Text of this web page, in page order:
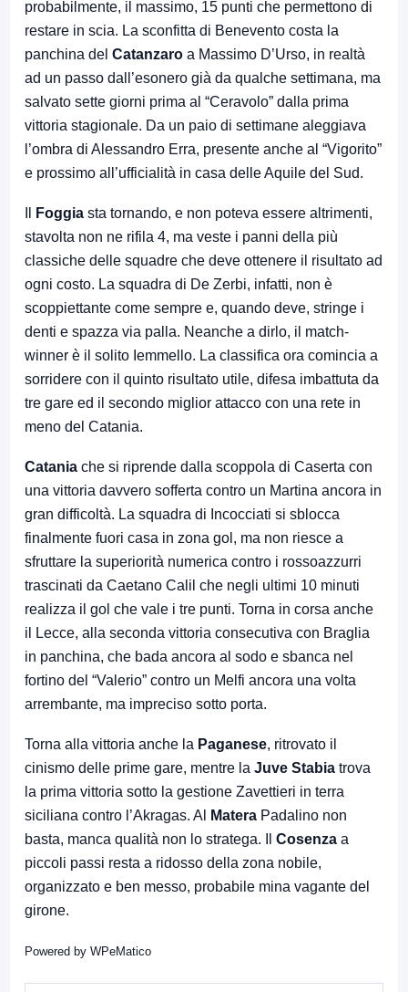
probabilmente, il massimo, 15 punti che permettono di
restare in scia. La sconfitta di Benevento costa la
panchina del Catanzaro a Massimo D’Urso, in realtà
ad un passo dall’esonero già da qualche settimana, ma
salvato sette giorni prima al “Ceravolo” dalla prima
vittoria stagionale. Da un paio di settimane aleggiava
l’ombra di Alessandro Erra, presente anche al “Vigorito”
e prossimo all’ufficialità in casa delle Aquile del Sud.
Foggia sta tornando, e non poteva essere altrimenti,
stavolta non ne rifila 4, ma veste i panni della più
classiche delle squadre che deve ottenere il risultato ad
ogni costo. La squadra di De Zerbi, infatti, non è
scoppiettante come sempre e, quando deve, stringe i
denti e spazza via palla. Neanche a dirlo, il match-
winner è il solito Iemmello. La classifica ora comincia a
sorridere con il quinto risultato utile, difesa imbattuta da
tre gare ed il secondo miglior attacco con una rete in
meno del Catania.
Catania che si riprende dalla scoppola di Caserta con
una vittoria davvero sofferta contro un Martina ancora in
gran difficoltà. La squadra di Incocciati si sblocca
finalmente fuori casa in zona gol, ma non riesce a
sfruttare la superiorità numerica contro i rossoazzurri
trascinati da Caetano Calil che negli ultimi 10 minuti
realizza il gol che vale i tre punti. Torna in corsa anche
il Lecce, alla seconda vittoria consecutiva con Braglia
in panchina, che bada ancora al sodo e sbanca nel
fortino del “Valerio” contro un Melfi ancora una volta
arrembante, ma impreciso sotto porta.
Torna alla vittoria anche la Paganese, ritrovato il
cinismo delle prime gare, mentre la Juve Stabia trova
la prima vittoria sotto la gestione Zavettieri in terra
siciliana contro l’Akragas. Al
Matera Padalino non
basta, manca qualità non lo stratega. Il Cosenza a
piccoli passi resta a ridosso della zona nobile,
organizzato e ben messo, probabile mina vagante del
girone.
Powered by WPeMatico